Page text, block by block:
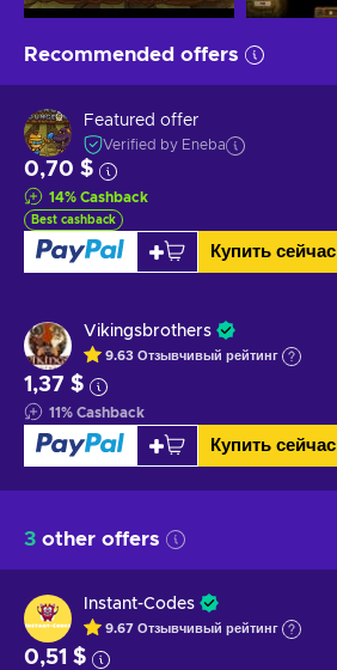
Recommended offers
Featured offer
Verified by Eneba
0,70 $
14% Cashback
Best cashback
Купить сейчас
Vikingsbrothers
9.63 Отзывчивый рейтинг
1,37 $
11% Cashback
Купить сейчас
3 other offers
Instant-Codes
9.67 Отзывчивый рейтинг
0,51 $